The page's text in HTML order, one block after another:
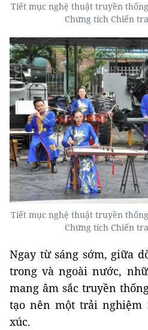
Tiết mục nghệ thuật truyền
Chứng tích Chiến
Tiết mục nghệ thuật truyền
Chứng tích Chiến
Ngay từ sáng sớm, giữa
trong và ngoài nước,
mang âm sắc truyền
tạo nên một trải nghiệm
xúc.